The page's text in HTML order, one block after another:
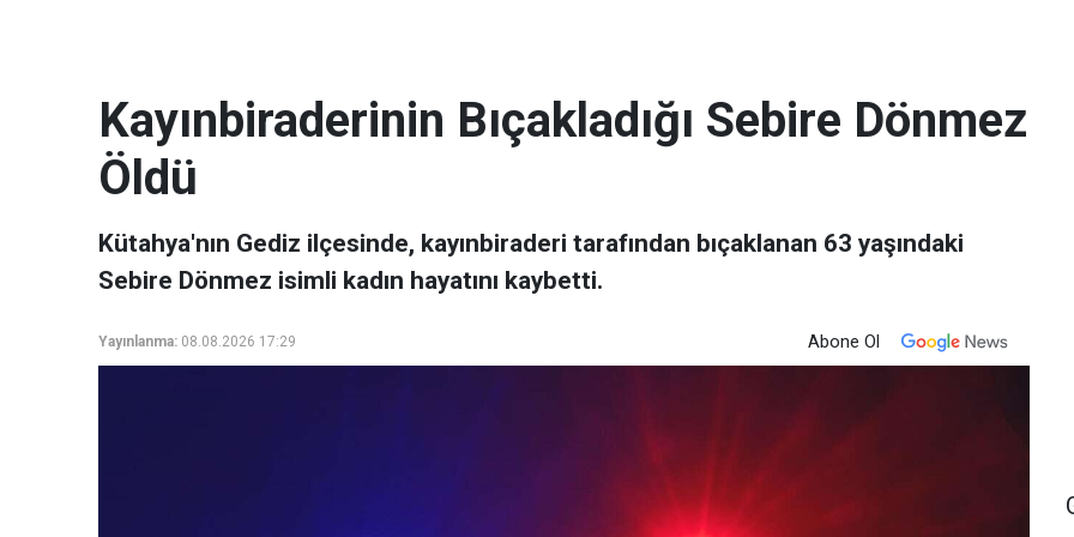
Kayınbiraderinin Bıçakladığı Sebire Dönmez
Öldü
Kütahya'nın Gediz ilçesinde, kayınbiraderi tarafından bıçaklanan 63 yaşındaki
Sebire Dönmez isimli kadın hayatını kaybetti.
Yayınlanma: 08.08.2026 17:29 Abone Ol